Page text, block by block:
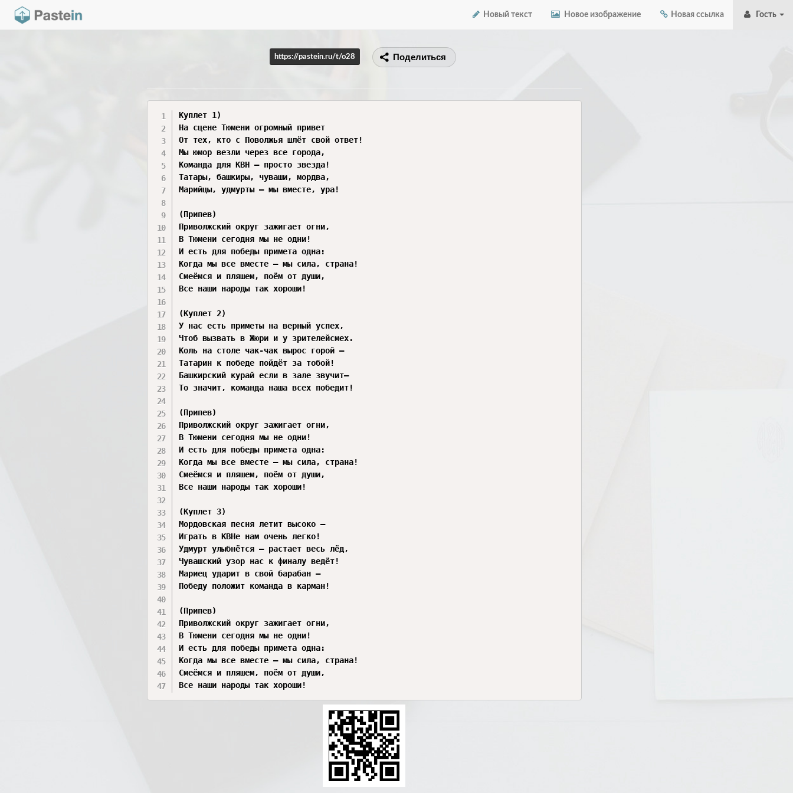
Новый текст Новое изображение Новая ссылка Гость
https://pastein.ru/t/o28 Поделиться
Куплет 1)
На сцене Тюмени огромный привет
От тех, кто с Поволжья шлёт свой ответ!
Мы юмор везли через все города,
Команда для КВН — просто звезда!
Татары, башкиры, чуваши, мордва,
Марийцы, удмурты — мы вместе, ура!
(Припев)
Приволжский округ зажигает огни,
В Тюмени сегодня мы не одни!
И есть для победы примета одна:
Когда мы все вместе — мы сила, страна!
Смеёмся и пляшем, поём от души,
Все наши народы так хороши!
(Куплет 2)
У нас есть приметы на верный успех,
Чтоб вызвать в Жюри и у зрителейсмех.
Коль на столе чак-чак вырос горой —
Татарин к победе пойдёт за тобой!
Башкирский курай если в зале звучит—
То значит, команда наша всех победит!
(Припев)
Приволжский округ зажигает огни,
В Тюмени сегодня мы не одни!
И есть для победы примета одна:
Когда мы все вместе — мы сила, страна!
Смеёмся и пляшем, поём от души,
Все наши народы так хороши!
(Куплет 3)
Мордовская песня летит высоко —
Играть в КВНе нам очень легко!
Удмурт улыбнётся — растает весь лёд,
Чувашский узор нас к финалу ведёт!
Мариец ударит в свой барабан —
Победу положит команда в карман!
(Припев)
Приволжский округ зажигает огни,
В Тюмени сегодня мы не одни!
И есть для победы примета одна:
Когда мы все вместе — мы сила, страна!
Смеёмся и пляшем, поём от души,
Все наши народы так хороши!